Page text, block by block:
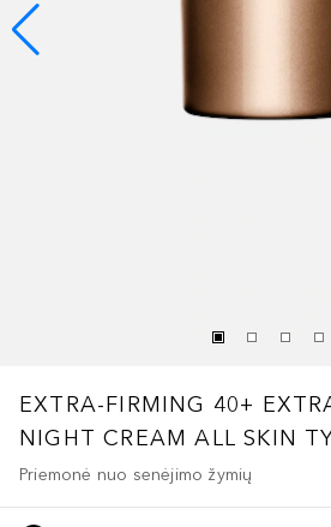
EXTRA-FIRMING 40+
NIGHT CREAM ALL SKIN
Priemonė nuo senėjimo žymių